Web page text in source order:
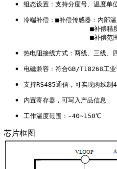
组态设置：支持分度号、温度单
冷端补偿：■补偿传感器：内部
■补偿精
■补偿范
热电阻接线方式：两线、三线、
电磁兼容：符合GB/T18268工
支持RS485通信，可实现两线制
内置寄存器，可写入产品信息
工作温度范围：-40~150℃
芯片框图